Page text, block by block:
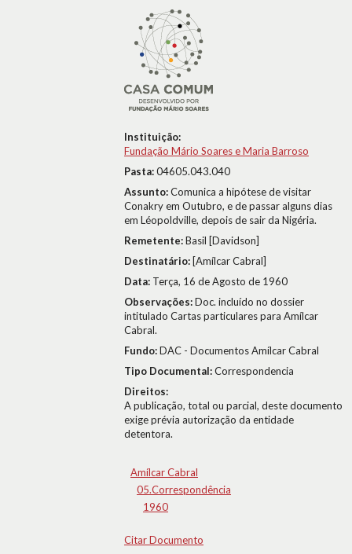
Instituição:
Fundação Mário Soares e Maria Barroso
Pasta:04605.043.040
Assunto:Comunica a hipótese de visitar
Conakry em Outubro, e de passar alguns dias
em Léopoldville, depois de sair da Nigéria.
Remetente:Basil [Davidson]
Destinatário: [Amílcar Cabral]
Data: Terça, 16 de Agosto de 1960
Observações:Doc. incluído no dossier
intitulado Cartas particulares para Amílcar
Cabral.
Fundo:DAC - Documentos Amílcar Cabral
Tipo Documental:Correspondencia
Direitos:
A publicação, total ou parcial, deste documento
exige prévia autorização da entidade
detentora.
Amílcar Cabral
05.Correspondência
1960
Citar Documento